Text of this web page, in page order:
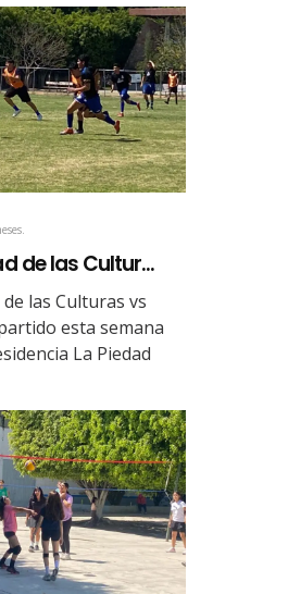
de las Cultur...
las Culturas vs
esta semana
La Piedad